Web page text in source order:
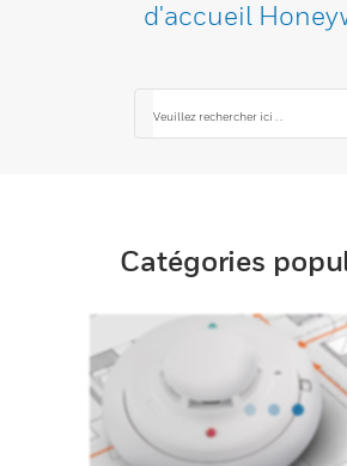
d'accueil
Catégories